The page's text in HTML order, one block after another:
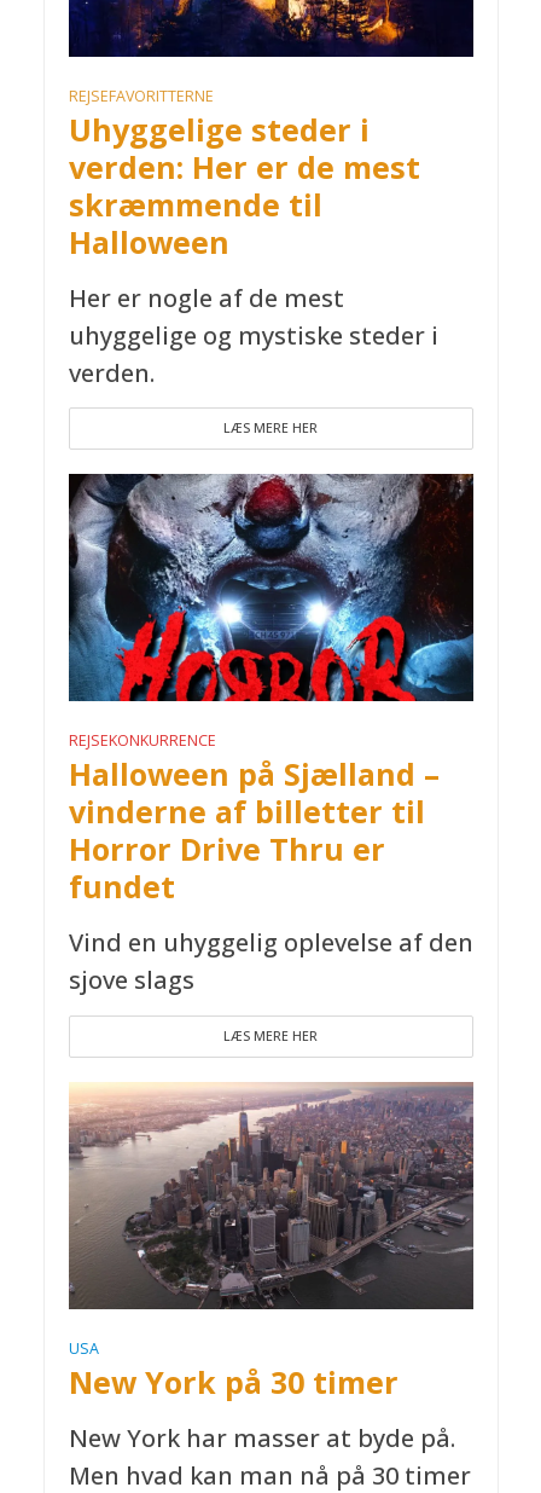
REJSEFAVORITTERNE
Uhyggelige steder i
verden: Her er de mest
skræmmende til
Halloween
Her er nogle af de mest
uhyggelige og mystiske steder i
verden.
LÆS MERE HER
REJSEKONKURRENCE
Halloween på Sjælland –
vinderne af billetter til
Horror Drive Thru er
fundet
Vind en uhyggelig oplevelse af den
sjove slags
LÆS MERE HER
USA
New York på 30 timer
New York har masser at byde på.
Men hvad kan man nå på 30 timer